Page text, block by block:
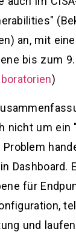
an, mit
bis zum
)
nicht um ein
Dashboard.
für
und